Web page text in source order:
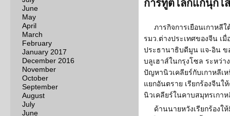
June
May
April
March
February
January 2017
December 2016
November
October
September
August
July
June
การทูตโลกแก้นุกโ
ภารกิจการเยือนเกาหลี
รมว.ต่างประเทศของจีน เ
ประธานาธิบดีมูน แจ-อิน ข
บลูเฮาส์ในกรุงโซล ระหว่
ปัญหานิวเคลียร์กับเกาหลีเ
แยกอันตราย เรียกร้องจีนใ
นิวเคลียร์ในคาบสมุทรเกา
ด้านนายหวังเรียกร้องใ